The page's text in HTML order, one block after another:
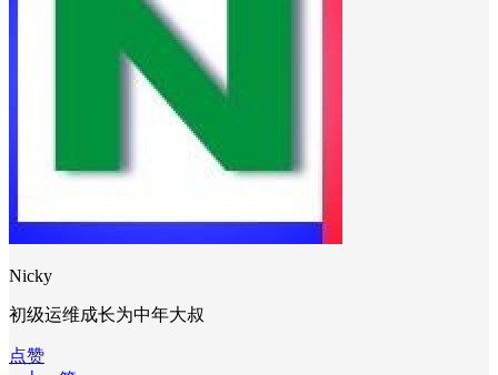
Nicky
初级运维成长为中年大叔
点赞